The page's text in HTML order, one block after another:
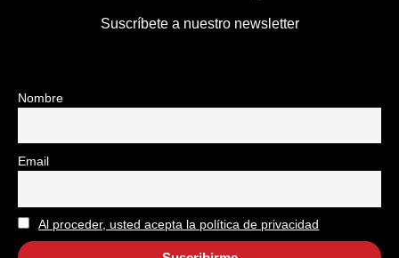
Suscríbete a nuestro newsletter
Nombre
Email
Al proceder, usted acepta la política de privacidad